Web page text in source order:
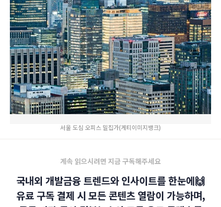
서울 도심 오피스 밀집가(게티이미지뱅크)
계속 읽으시려면 지금 구독해주세요
국내외 개발금융 트렌드와 인사이트를 한눈에🙌
유료 구독 결제 시 모든 콘텐츠 열람이 가능하며,